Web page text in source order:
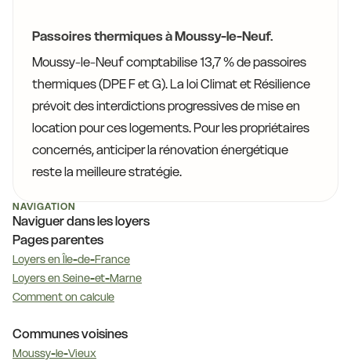
Passoires thermiques à Moussy-le-Neuf.
Moussy-le-Neuf comptabilise 13,7 % de passoires
thermiques (DPE F et G). La loi Climat et Résilience
prévoit des interdictions progressives de mise en
location pour ces logements. Pour les propriétaires
concernés, anticiper la rénovation énergétique
reste la meilleure stratégie.
NAVIGATION
Naviguer dans les loyers
Pages parentes
Loyers en Île-de-France
Loyers en Seine-et-Marne
Comment on calcule
Communes voisines
Moussy-le-Vieux